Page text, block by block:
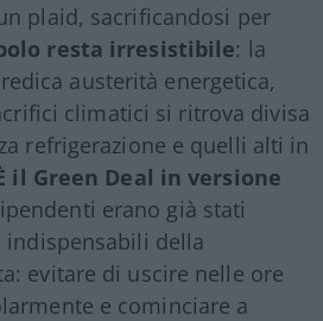
plaid, sacrificandosi per
resta irresistibile: la
austerità energetica,
climatici si ritrova divisa
refrigerazione e quelli alti in
il Green Deal in versione
erano già stati
della
evitare di uscire nelle ore
e cominciare a